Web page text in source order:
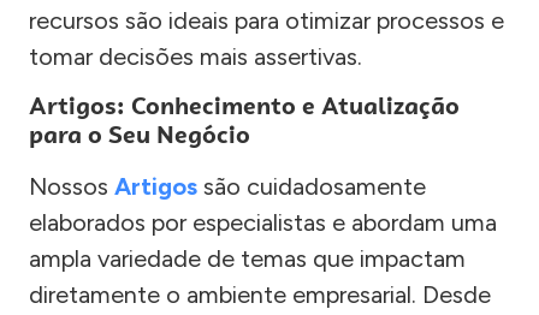
recursos são ideais para otimizar processos e
tomar decisões mais assertivas.
Artigos: Conhecimento e Atualização
para o Seu Negócio
Nossos Artigos são cuidadosamente
elaborados por especialistas e abordam uma
ampla variedade de temas que impactam
diretamente o ambiente empresarial. Desde